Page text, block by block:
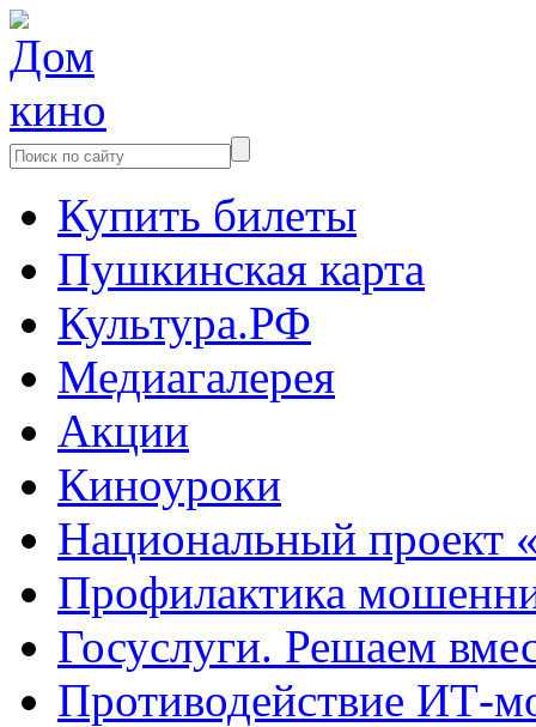
Купить билеты
Пушкинская карта
Культура.РФ
Медиагалерея
Акции
Киноуроки
Национальный проект
Профилактика
Госуслуги. Решаем
Противодействие ИТ-